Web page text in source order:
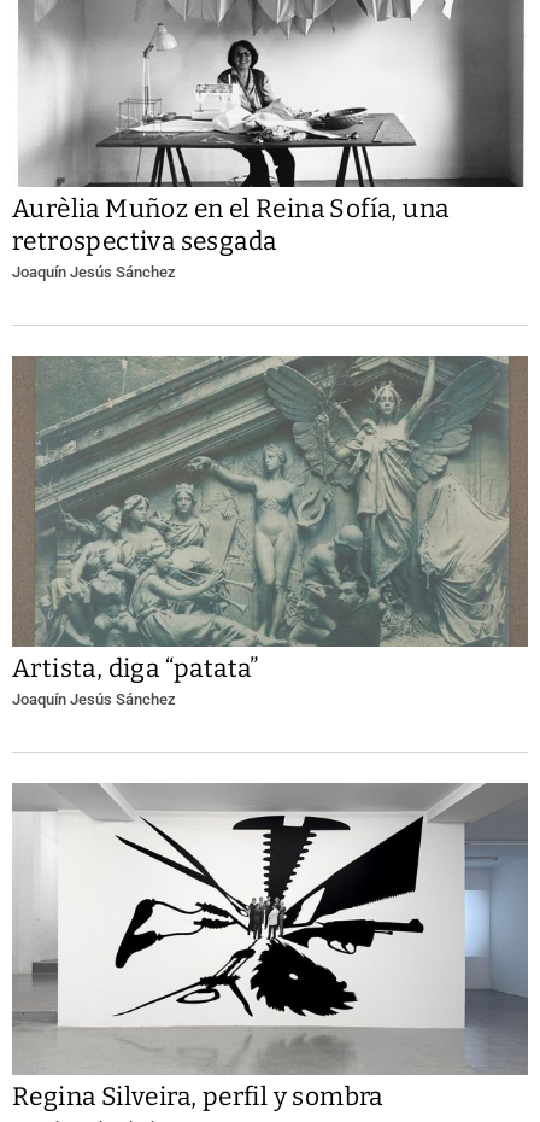
Aurèlia Muñoz en el Reina Sofía, una
retrospectiva sesgada
Joaquín Jesús Sánchez
Artista, diga “patata”
Joaquín Jesús Sánchez
Regina Silveira, perfil y sombra